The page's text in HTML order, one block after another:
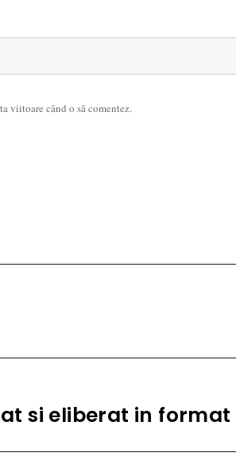
viitoare când o să comentez.
si eliberat in